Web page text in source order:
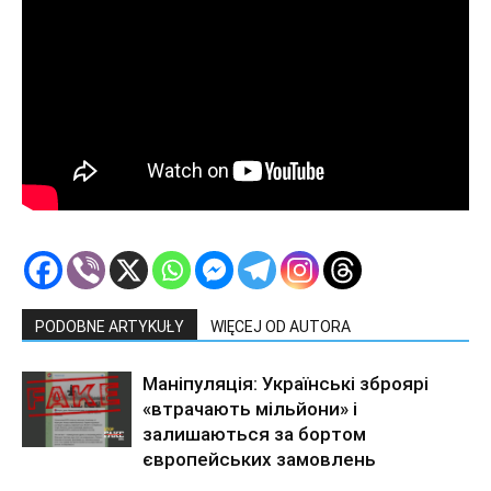
PODOBNE ARTYKUŁY WIĘCEJ OD AUTORA
Маніпуляція: Українські зброярі
«втрачають мільйони» і
залишаються за бортом
європейських замовлень